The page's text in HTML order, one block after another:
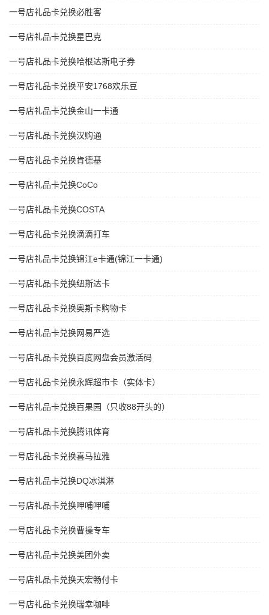
一号店礼品卡兑换必胜客
一号店礼品卡兑换星巴克
一号店礼品卡兑换哈根达斯电子券
一号店礼品卡兑换平安1768欢乐豆
一号店礼品卡兑换金山一卡通
一号店礼品卡兑换汉购通
一号店礼品卡兑换肯德基
一号店礼品卡兑换CoCo
一号店礼品卡兑换COSTA
一号店礼品卡兑换滴滴打车
一号店礼品卡兑换锦江e卡通(锦江一卡通)
一号店礼品卡兑换纽斯达卡
一号店礼品卡兑换奥斯卡购物卡
一号店礼品卡兑换网易严选
一号店礼品卡兑换百度网盘会员激活码
一号店礼品卡兑换永辉超市卡（实体卡）
一号店礼品卡兑换百果园（只收88开头的）
一号店礼品卡兑换腾讯体育
一号店礼品卡兑换喜马拉雅
一号店礼品卡兑换DQ冰淇淋
一号店礼品卡兑换呷哺呷哺
一号店礼品卡兑换曹操专车
一号店礼品卡兑换美团外卖
一号店礼品卡兑换天宏畅付卡
一号店礼品卡兑换瑞幸咖啡